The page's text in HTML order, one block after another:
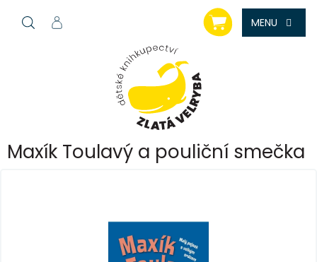
NÁKUPNÍ
KOŠÍK
Maxík Toulavý a pouliční smečka